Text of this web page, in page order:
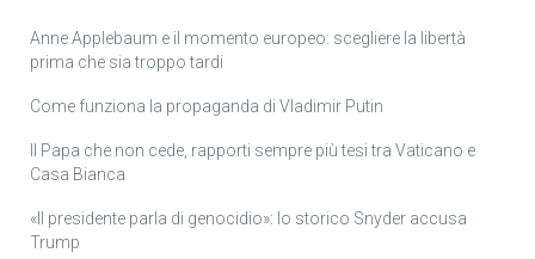
Anne Applebaum e il momento europeo: scegliere la libertà
prima che sia troppo tardi
Come funziona la propaganda di Vladimir Putin
Il Papa che non cede, rapporti sempre più tesi tra Vaticano e
Casa Bianca
«Il presidente parla di genocidio»: lo storico Snyder accusa
Trump